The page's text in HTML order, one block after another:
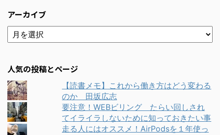
アーカイブ
人気の投稿とページ
【読書メモ】これから働き方はどう変わる
のか 田坂広志
要注意！WEBビリング たらい回しされ
てイライラしないために知っておきたい事
走る人にはオススメ！AirPodsを１年使っ